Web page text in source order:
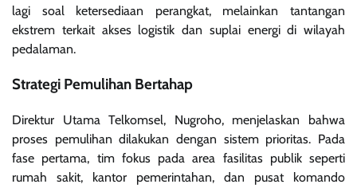
lagi soal ketersediaan perangkat, melainkan tantangan
ekstrem terkait akses logistik dan suplai energi di wilayah
pedalaman.
Strategi Pemulihan Bertahap
Direktur Utama Telkomsel, Nugroho, menjelaskan bahwa
proses pemulihan dilakukan dengan sistem prioritas. Pada
fase pertama, tim fokus pada area fasilitas publik seperti
rumah sakit, kantor pemerintahan, dan pusat komando